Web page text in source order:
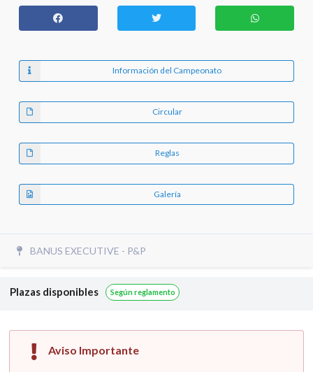
Información del Campeonato
Circular
Reglas
Galería
BANUS EXECUTIVE - P&P
Plazas disponibles Según reglamento
Aviso Importante